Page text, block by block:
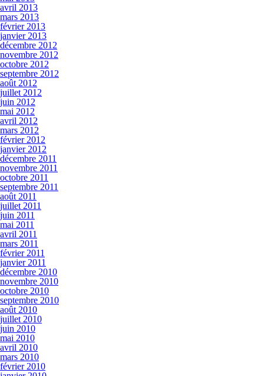
avril 2013
mars 2013
février 2013
janvier 2013
décembre 2012
novembre 2012
octobre 2012
septembre 2012
août 2012
juillet 2012
juin 2012
mai 2012
avril 2012
mars 2012
février 2012
janvier 2012
décembre 2011
novembre 2011
octobre 2011
septembre 2011
août 2011
juillet 2011
juin 2011
mai 2011
avril 2011
mars 2011
février 2011
janvier 2011
décembre 2010
novembre 2010
octobre 2010
septembre 2010
août 2010
juillet 2010
juin 2010
mai 2010
avril 2010
mars 2010
février 2010